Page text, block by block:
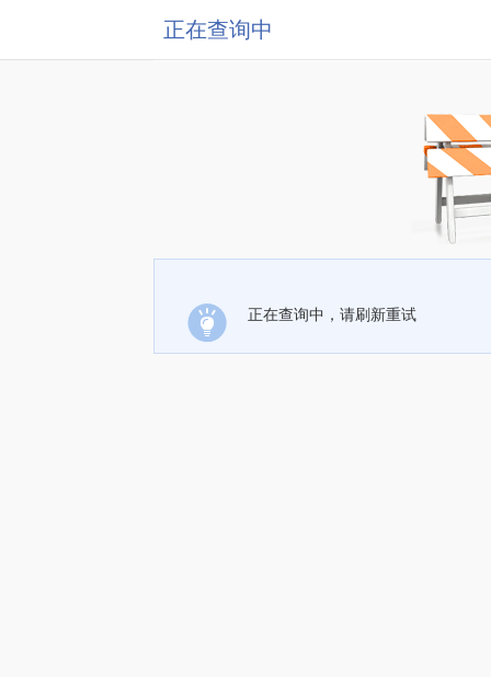
正在查询中
正在查询中，请刷新重试